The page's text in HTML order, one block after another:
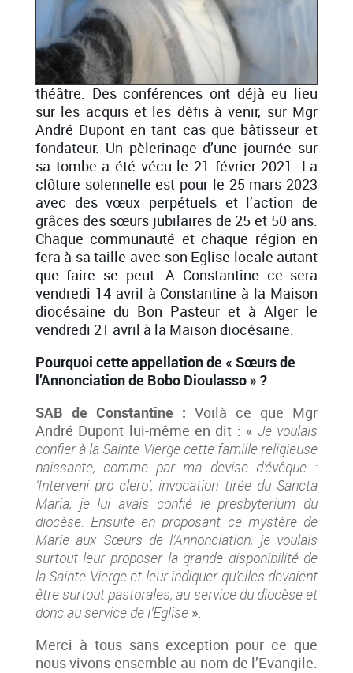
théâtre. Des conférences ont déjà eu lieu
sur les acquis et les défis à venir, sur Mgr
André Dupont en tant cas que bâtisseur et
fondateur. Un pèlerinage d’une journée sur
sa tombe a été vécu le 21 février 2021. La
clôture solennelle est pour le 25 mars 2023
avec des vœux perpétuels et l’action de
grâces des sœurs jubilaires de 25 et 50 ans.
Chaque communauté et chaque région en
fera à sa taille avec son Eglise locale autant
que faire se peut. A Constantine ce sera
vendredi 14 avril à Constantine à la Maison
diocésaine du Bon Pasteur et à Alger le
vendredi 21 avril à la Maison diocésaine.
Pourquoi cette appellation de « Sœurs de
l’Annonciation de Bobo Dioulasso » ?
SAB de Constantine :Voilà ce que Mgr
André Dupont lui-même en dit : « Je voulais
confier à la Sainte Vierge cette famille religieuse
naissante, comme par ma devise d’évêque :
‘Interveni pro clero’, invocation tirée du Sancta
Maria, je lui avais confié le presbyterium du
diocèse. Ensuite en proposant ce mystère de
Marie aux Sœurs de l’Annonciation, je voulais
surtout leur proposer la grande disponibilité de
la Sainte Vierge et leur indiquer qu’elles devaient
être surtout pastorales, au service du diocèse et
donc au service de l’Eglise».
Merci à tous sans exception pour ce que
nous vivons ensemble au nom de l’Evangile.